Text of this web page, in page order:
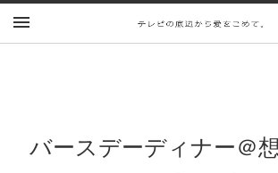
バースデーディナー＠想